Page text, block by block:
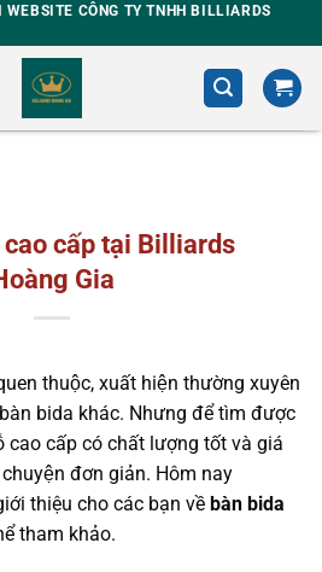
CÔNG TY TNHH BILLIARDS
cao cấp tại Billiards
Gia
thuộc, xuất hiện thường xuyên
bida khác. Nhưng để tìm được
cao cấp có chất lượng tốt và giá
đơn giản. Hôm nay
thiệu cho các bạn về bàn bida
tham khảo.